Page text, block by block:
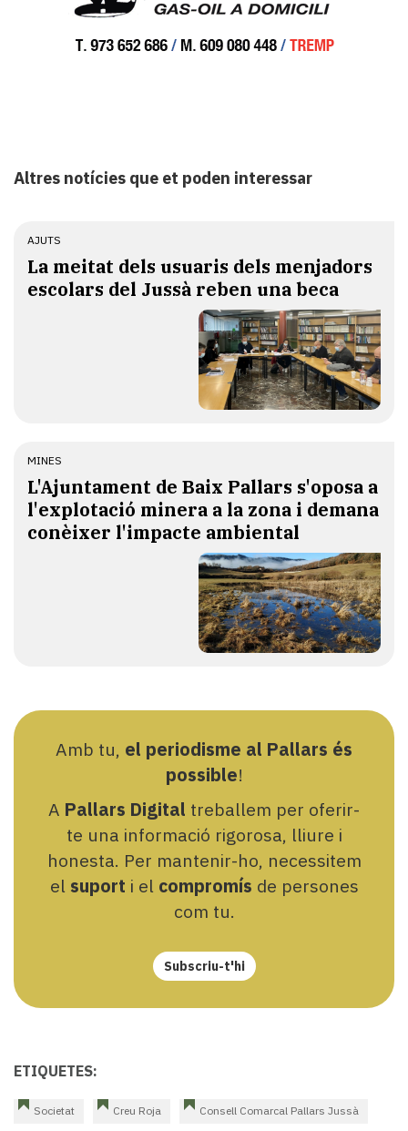
Altres notícies que et poden interessar
AJUTS
La meitat dels usuaris dels menjadors
escolars del Jussà reben una beca
MINES
L'Ajuntament de Baix Pallars s'oposa a
l'explotació minera a la zona i demana
conèixer l'impacte ambiental
Amb tu, el periodisme al Pallars és
possible!
A Pallars Digital treballem per oferir-
te una informació rigorosa, lliure i
honesta. Per mantenir-ho, necessitem
el suport i el compromís de persones
com tu.
Subscriu-t'hi
ETIQUETES:
Societat Creu Roja Consell Comarcal Pallars Jussà